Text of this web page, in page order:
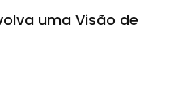
uma Visão de